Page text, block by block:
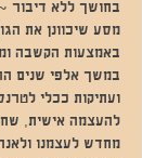
בחושך ללא דיבור
מסע שיכוונן את
באמצעות הקשבה
במשך אלפי שנים
ועתיקות ככלי
להעצמה אישית,
מחדש לעצמנו